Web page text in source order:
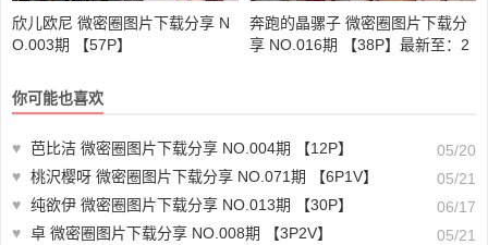
欣儿欧尼 微密圈图片下载分享 N
O.003期 【57P】
奔跑的晶骡子 微密圈图片下载分
享 NO.016期 【38P】最新至：2
你可能也喜欢
♥ 芭比洁 微密圈图片下载分享 NO.004期 【12P】
05/20
♥ 桃沢樱呀 微密圈图片下载分享 NO.071期 【6P1V】
05/21
♥ 纯欲伊 微密圈图片下载分享 NO.013期 【30P】
06/17
♥ 卓 微密圈图片下载分享 NO.008期 【3P2V】
05/21